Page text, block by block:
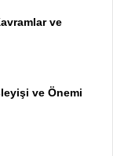
ve
ve Önemi